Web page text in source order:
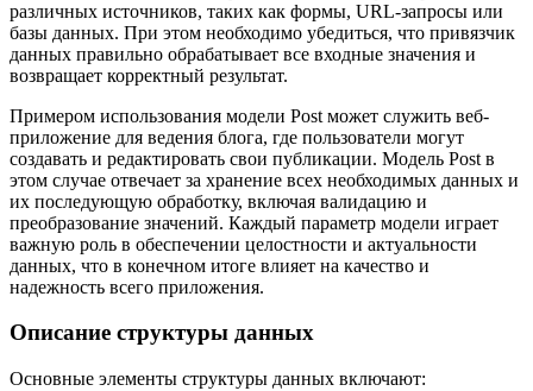
различных источников, таких как формы, URL-запросы или
базы данных. При этом необходимо убедиться, что привязчик
данных правильно обрабатывает все входные значения и
возвращает корректный результат.
Примером использования модели Post может служить веб-
приложение для ведения блога, где пользователи могут
создавать и редактировать свои публикации. Модель Post в
этом случае отвечает за хранение всех необходимых данных и
их последующую обработку, включая валидацию и
преобразование значений. Каждый параметр модели играет
важную роль в обеспечении целостности и актуальности
данных, что в конечном итоге влияет на качество и
надежность всего приложения.
Описание структуры данных
Основные элементы структуры данных включают: